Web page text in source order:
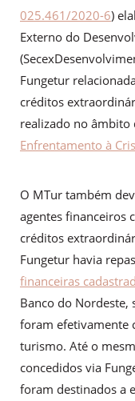
025.461/2020-6)
Externo do
Fungetur
créditos
realizado no âmbito
Enfrentamento à
O MTur também
agentes financeiros
créditos
Fungetur havia
financeiras
Banco do Nordeste,
foram efetivamente
turismo. Até o
concedidos via
foram destinados a